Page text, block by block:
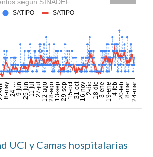
UCI y Camas hospitalarias